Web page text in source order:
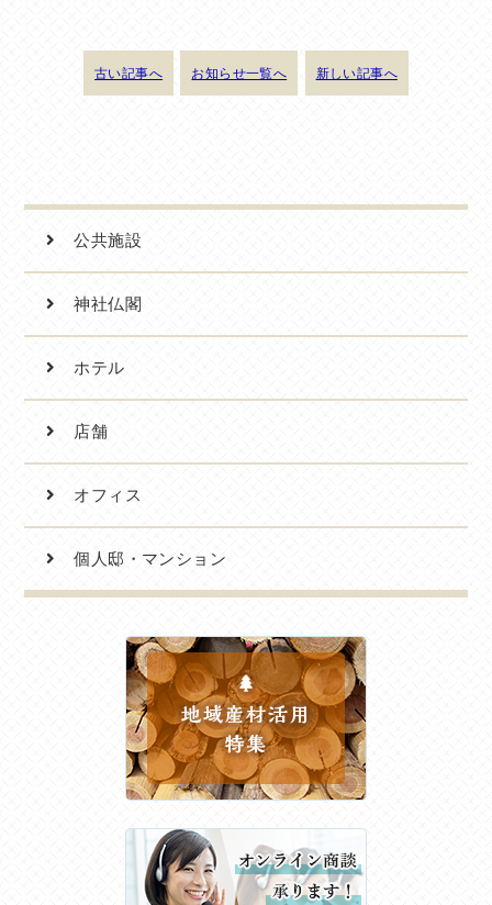
古い記事へ お知らせ一覧へ 新しい記事へ
公共施設
神社仏閣
ホテル
店舗
オフィス
個人邸・マンション